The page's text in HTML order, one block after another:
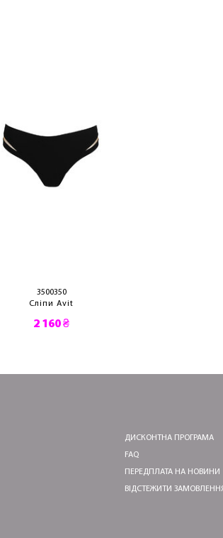
3500350
Сліпи Avit
2 160 ₴
ДИСКОНТНА ПРОГРАМА
FAQ
ПЕРЕДПЛАТА НА НОВИНИ
ВІДСТЕЖИТИ